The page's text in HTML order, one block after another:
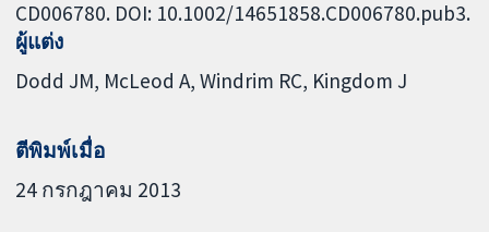
CD006780. DOI: 10.1002/14651858.CD006780.pub3.
ผู้แต่ง
Dodd JM McLeod A Windrim RC Kingdom J
ตีพิมพ์เมื่อ
24 กรกฎาคม 2013